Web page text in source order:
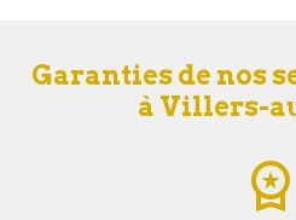
Garanties de nos
à Villers-